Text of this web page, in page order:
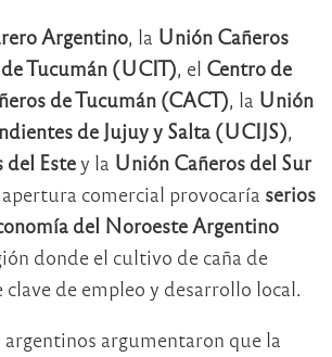
Argentino, la Unión Cañeros
Tucumán (UCIT), el Centro de
de Tucumán (CACT), la Unión
de Jujuy y Salta (UCIJS),
del Estey la Unión Cañeros del Sur
comercial provocaría serios
del Noroeste Argentino
donde el cultivo de caña de
clave de empleo y desarrollo local.
argentinos argumentaron que la